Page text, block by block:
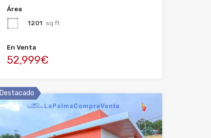
Área
1201 sq ft
En Venta
52,999€
Destacado